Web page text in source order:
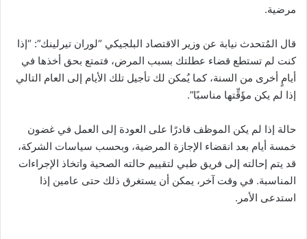
مرضية.
قال المُتحدث نيابة عن وزير الاقتصاد البلجيكي “لوران تيرلينك”: “إذا
كنت لم تستطع قضاء عطلتك بسبب المرض، فتمتع بحق أخذها في
أيامٍ أخرى من السنة، كما يُمكن لك تأجيل تلك الأيام إلى العام التالي
إذا لم يكن مؤَقِّتها مناسبًا”.
حالة إذا لم يكن الموظف قادرًا على العودة إلى العمل في غضون
خمسة أيام بعد انقضاء الإجازة المرضية، وبحسب سياسات الشركة،
قد يتم إحالته إلى فريق طبي لتقييم حالته الصحية واتخاذ الإجراءات
المناسبة. في وقت آخر، يمكن أن يستغرق ذلك حتى عامين إذا
استدعى الأمر.